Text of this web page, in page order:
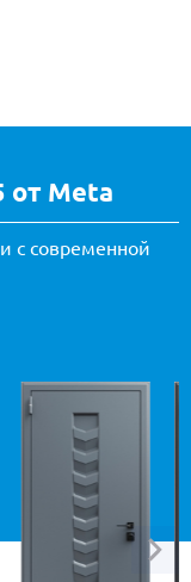
Meta
с современной